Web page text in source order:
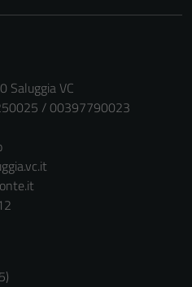
Saluggia VC
/ 00397790023